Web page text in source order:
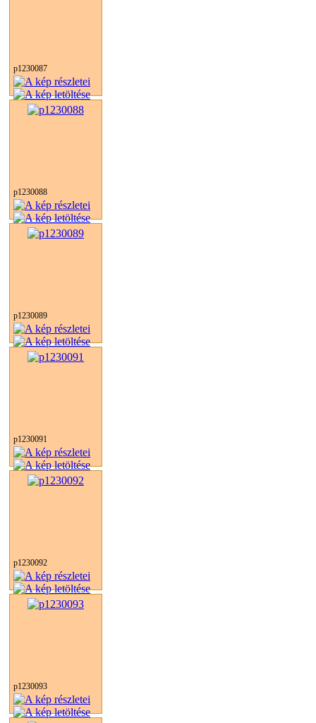
p1230087
p1230088
p1230089
p1230091
p1230092
p1230093